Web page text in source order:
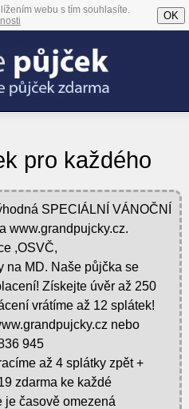
webu s tím souhlasíte.
OK
pro každého
SPECIÁLNÍ VÁNOČNÍ
www.grandpujcky.cz.
,OSVČ,
na MD. Naše půjčka se
Získejte úvěr až 250
vrátíme až 12 splátek!
nebo
945
až 4 splátky zpět +
zdarma ke každé
je časově omezená